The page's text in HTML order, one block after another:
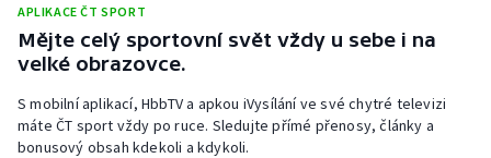
APLIKACE ČT SPORT
Mějte celý sportovní svět vždy u sebe i na
velké obrazovce.
S mobilní aplikací, HbbTV a apkou iVysílání ve své chytré televizi
máte ČT sport vždy po ruce. Sledujte přímé přenosy, články a
bonusový obsah kdekoli a kdykoli.